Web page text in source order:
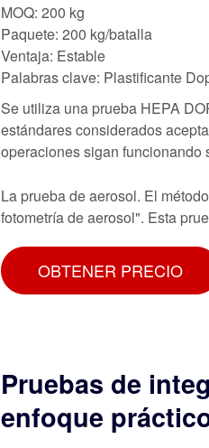
MOQ: 200 kg
Paquete: 200 kg/batalla
Ventaja: Estable
Palabras clave: Plastificante
Se utiliza una prueba HEPA
estándares considerados
operaciones sigan funcionando
La prueba de aerosol. El
fotometría de aerosol". Esta
OBTENER PRECIO
Pruebas de
enfoque